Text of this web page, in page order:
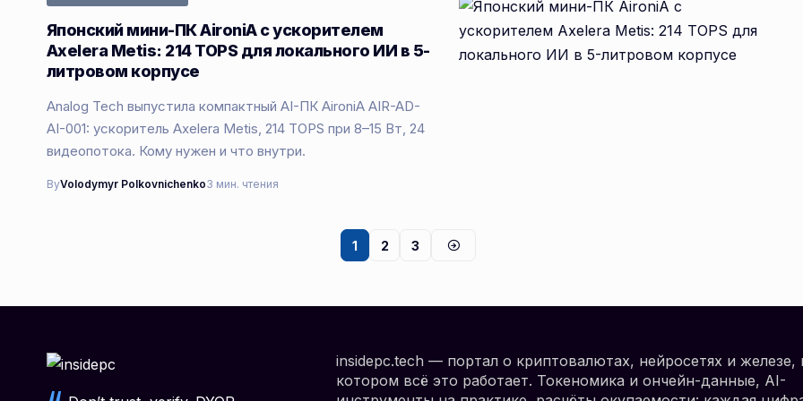
Японский мини-ПК AironiA с ускорителем
Axelera Metis: 214 TOPS для локального ИИ в 5-
литровом корпусе
Analog Tech выпустила компактный AI-ПК AironiA AIR-AD-
AI-001: ускоритель Axelera Metis, 214 TOPS при 8–15 Вт, 24
видеопотока. Кому нужен и что внутри.
ByVolodymyr Polkovnichenko3 мин. чтения
1 2 3
insidepc.tech — портал о криптовалютах, нейросетях и железе,
котором всё это работает. Токеномика и ончейн-данные, AI-